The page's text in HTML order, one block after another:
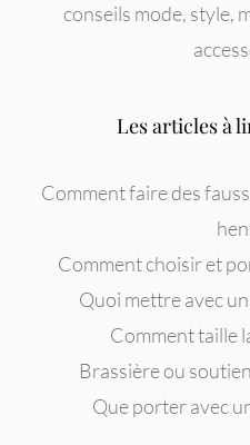
conseils mode, style,
Les articles à
Comment faire des
Comment choisir et
Quoi mettre avec
Comment taille
Brassière ou
Que porter avec